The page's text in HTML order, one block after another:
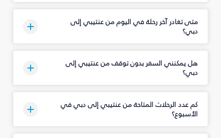
متى تغادر آخر رحلة في اليوم من عنتيبي إلى
دبي؟
هل يمكنني السفر بدون توقف من عنتيبي إلى
دبي؟
كم عدد الرحلات المتاحة من عنتيبي إلى دبي في
الأسبوع؟